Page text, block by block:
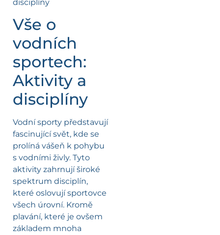
Vše o
vodních
sportech:
Aktivity a
disciplíny
Vodní sporty představují
fascinující svět, kde se
prolíná vášeň k pohybu
s vodními živly. Tyto
aktivity zahrnují široké
spektrum disciplín,
které oslovují sportovce
všech úrovní. Kromě
plavání, které je ovšem
základem mnoha